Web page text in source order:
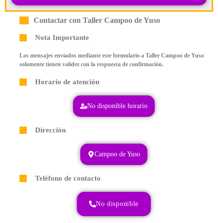
Contactar con Taller Campoo de Yuso
Nota Importante
Los mensajes enviados mediante este formulario a Taller Campoo de Yuso
solamente tienen validez con la respuesta de confirmación.
Horario de atención
No disponible horario
Dirección
Campoo de Yuso
Teléfono de contacto
No disponible